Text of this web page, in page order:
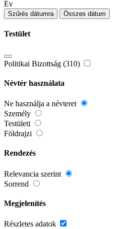
Év
Szűrés dátumra Összes dátum
Testület
Politikai Bizottság (310)
Névtér használata
Ne használja a névteret
Személy
Testületi
Földrajzi
Rendezés
Relevancia szerint
Sorrend
Megjelenítés
Részletes adatok